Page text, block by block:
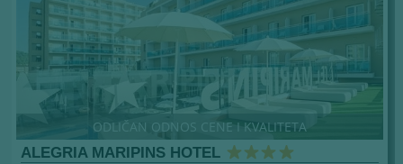
ODLIČAN ODNOS CENE I KVALITETA
ALEGRIA MARIPINS HOTEL